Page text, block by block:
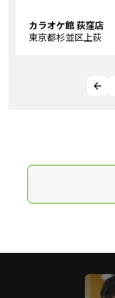
カラオケ館 荻窪店
東京都杉並区上荻